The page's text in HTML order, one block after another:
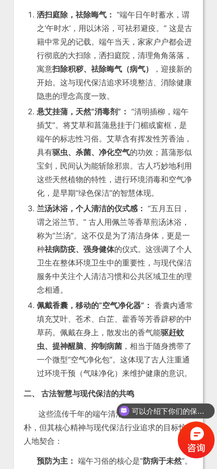
洒扫庭除，祛除晦气： “端午日午时蓄水，谓
之‘午时水’，用以沐浴，可祛邪避疫。” 这是古
籍中常见的记载。端午当天，家家户户都会进
行彻底的大扫除，洒扫庭院，清理角角落落，
寓意扫除积秽、祛除晦气（病气）
，迎接新的
开始。这与现代保洁追求环境整洁、消除健康
隐患的理念高度一致。
悬艾挂蒲，天然“消毒剂”： “清明插柳，端午
插艾”。将艾草和菖蒲悬挂于门楣或窗框，是
端午的标志性习俗。艾草含有挥发性芳香油，
具有驱虫、杀菌、净化空气的功效；菖蒲形似
宝剑，民间认为能斩除邪祟。古人巧妙地利用
这些天然植物的特性，进行环境消毒和空气净
化，是早期“绿色保洁”的智慧体现。
兰汤沐浴，个人清洁的仪式感： “五月五日，
谓之浴兰节。” 古人用佩兰等香草煎汤沐浴，
称为“兰汤”。这不仅是为了清洁身体，更是一
种祛病防疫、强身健体的仪式。这强调了个人
卫生在整体环境卫生中的重要性，与现代保洁
服务中关注个人清洁习惯和公共区域卫生的理
念相通。
佩戴香囊，移动的“空气净化器”： 香囊内通常
填充艾叶、苍术、白芷、藿香等芳香辟秽的中
草药。佩戴在身上，散发出的香气能驱赶蚊
虫、提神醒脑、抑制病菌，相当于随身携带了
一个微型“空气净化包”。这体现了古人注重通
过环境干预（气味净化）来维护健康的意识。
二、 古法智慧与现代保洁的共鸣
这些流传千年的端午清洁习俗，虽然形式古
朴，但其核心精神与现代保洁行业追求的目标惊
人地契合：
预防为主： 端午习俗的核心是“防病于未然”。